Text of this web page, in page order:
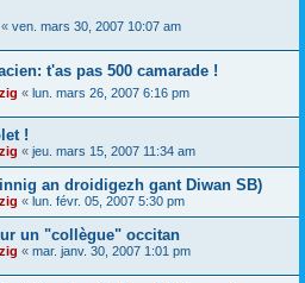
« ven. mars 30, 2007 10:07 am
t'as pas 500 camarade !
« lun. mars 26, 2007 6:16 pm
!
« jeu. mars 15, 2007 11:34 am
an droidigezh gant Diwan SB)
« lun. févr. 05, 2007 5:30 pm
un "collègue" occitan
« mar. janv. 30, 2007 1:01 pm